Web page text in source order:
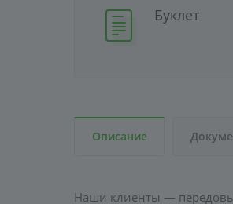
Буклет
Описание
Наши клиенты —